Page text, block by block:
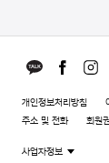
개인정보처리방침
주소 및 전화
회원
사업자정보